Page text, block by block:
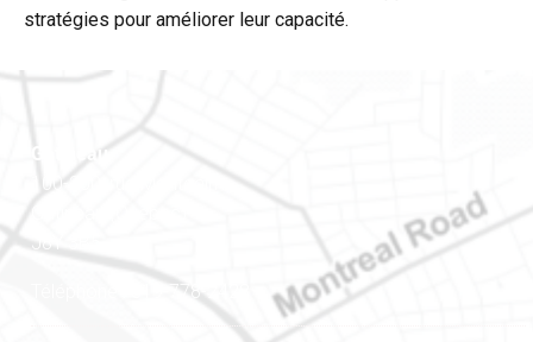
stratégies pour améliorer leur capacité.
Gatineau
100-200, rue Montcalm
Gatineau (Québec)
J8Y 3B5
Téléphone : 819-778-2428